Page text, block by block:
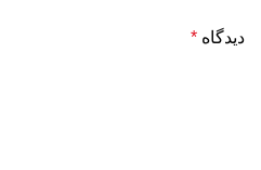
دیدگاه *